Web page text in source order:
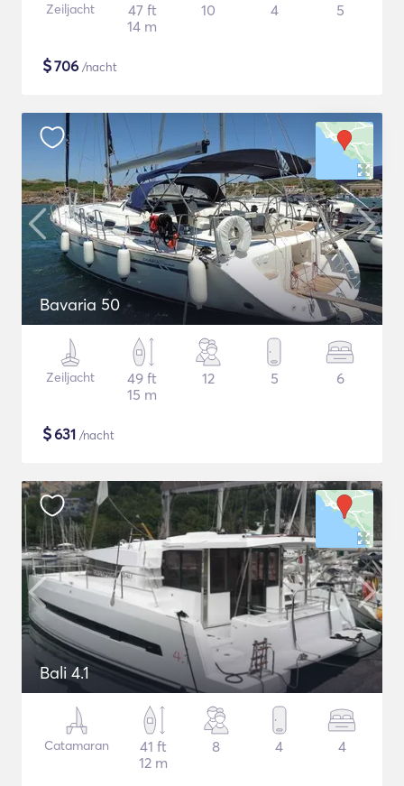
Zeiljacht
47 ft
14 m
10 4 5
$706 /nacht
Bavaria 50
Zeiljacht
49 ft
15 m
12 5 6
$631 /nacht
Bali 4.1
Catamaran
41 ft
12 m
8 4 4